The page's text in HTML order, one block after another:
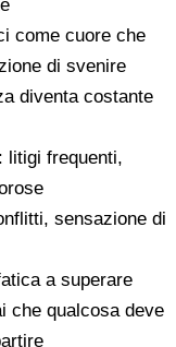
come cuore che
di svenire
diventa costante
: litigi frequenti,
sensazione di
a superare
che qualcosa deve